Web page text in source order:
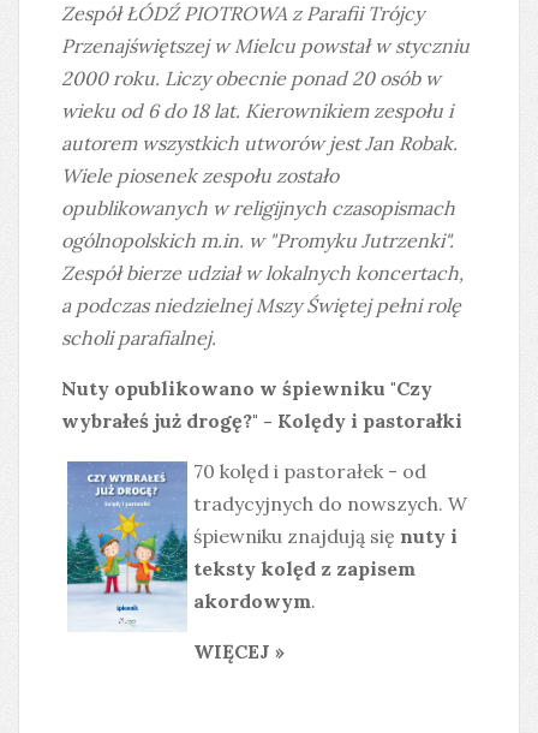
Zespół ŁÓDŹ PIOTROWA z Parafii Trójcy
Przenajświętszej w Mielcu powstał w styczniu
2000 roku. Liczy obecnie ponad 20 osób w
wieku od 6 do 18 lat. Kierownikiem zespołu i
autorem wszystkich utworów jest Jan Robak.
Wiele piosenek zespołu zostało
opublikowanych w religijnych czasopismach
ogólnopolskich m.in. w "Promyku Jutrzenki".
Zespół bierze udział w lokalnych koncertach,
a podczas niedzielnej Mszy Świętej pełni rolę
scholi parafialnej.
Nuty opublikowano w śpiewniku "Czy
wybrałeś już drogę?" - Kolędy i pastorałki
70 kolęd i pastorałek - od
tradycyjnych do nowszych. W
śpiewniku znajdują się nuty i
teksty kolęd z zapisem
akordowym.
WIĘCEJ »